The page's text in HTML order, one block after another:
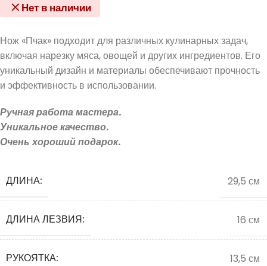
Нет в наличии
Нож «Пчак» подходит для различных кулинарных задач,
включая нарезку мяса, овощей и других ингредиентов. Его
уникальный дизайн и материалы обеспечивают прочность
и эффективность в использовании.
Ручная работа мастера.
Уникальное качество.
Очень хороший подарок.
ДЛИНА: 29,5 см
ДЛИНА ЛЕЗВИЯ: 16 см
РУКОЯТКА: 13,5 см